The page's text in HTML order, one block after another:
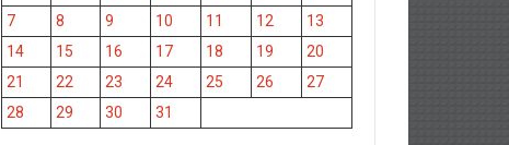
7
8 9 10 11 12
13
14
15 16 17 18 19
20
21
22 23 24 25 26
27
28
29 30 31